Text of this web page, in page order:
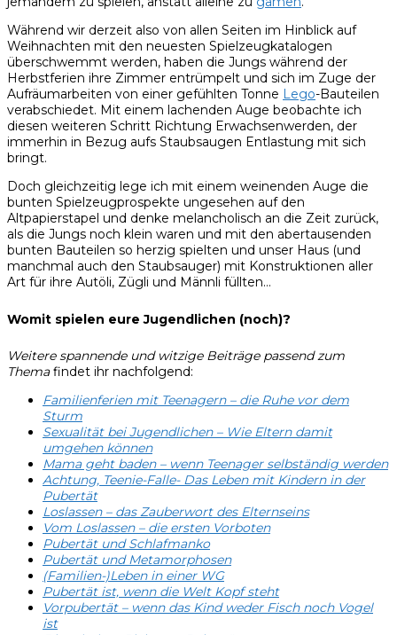
Während wir derzeit also von allen Seiten im Hinblick auf
Weihnachten mit den neuesten Spielzeugkatalogen
überschwemmt werden, haben die Jungs während der
Herbstferien ihre Zimmer entrümpelt und sich im Zuge der
Aufräumarbeiten von einer gefühlten Tonne Lego-Bauteilen
verabschiedet. Mit einem lachenden Auge beobachte ich
diesen weiteren Schritt Richtung Erwachsenwerden, der
immerhin in Bezug aufs Staubsaugen Entlastung mit sich
bringt.
Doch gleichzeitig lege ich mit einem weinenden Auge die
bunten Spielzeugprospekte ungesehen auf den
Altpapierstapel und denke melancholisch an die Zeit zurück,
als die Jungs noch klein waren und mit den abertausenden
bunten Bauteilen so herzig spielten und unser Haus (und
manchmal auch den Staubsauger) mit Konstruktionen aller
Art für ihre Autöli, Zügli und Männli füllten…
Womit spielen eure Jugendlichen (noch)?
Weitere spannende und witzige Beiträge passend zum
Themafindet ihr nachfolgend:
Familienferien mit Teenagern – die Ruhe vor dem
Sturm
Sexualität bei Jugendlichen – Wie Eltern damit
umgehen können
Mama geht baden – wenn Teenager selbständig werden
Achtung, Teenie-Falle- Das Leben mit Kindern in der
Pubertät
Loslassen – das Zauberwort des Elternseins
Vom Loslassen – die ersten Vorboten
Pubertät und Schlafmanko
Pubertät und Metamorphosen
(Familien-)Leben in einer WG
Pubertät ist, wenn die Welt Kopf steht
Vorpubertät – wenn das Kind weder Fisch noch Vogel
ist